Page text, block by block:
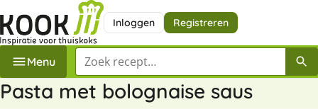
Inloggen Registreren
Menu Zoek een recept
Pasta met bolognaise saus